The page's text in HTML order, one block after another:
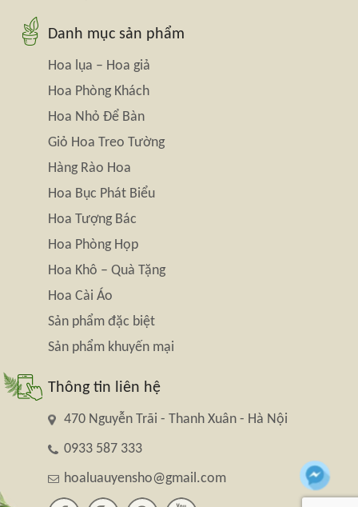
Danh mục sản phẩm
Hoa lụa – Hoa giả
Hoa Phòng Khách
Hoa Nhỏ Để Bàn
Giỏ Hoa Treo Tường
Hàng Rào Hoa
Hoa Bục Phát Biểu
Hoa Tượng Bác
Hoa Phòng Họp
Hoa Khô – Quà Tặng
Hoa Cài Áo
Sản phẩm đặc biệt
Sản phẩm khuyến mại
Thông tin liên hệ
470 Nguyễn Trãi - Thanh Xuân - Hà Nội
0933 587 333
hoaluauyensho@gmail.com